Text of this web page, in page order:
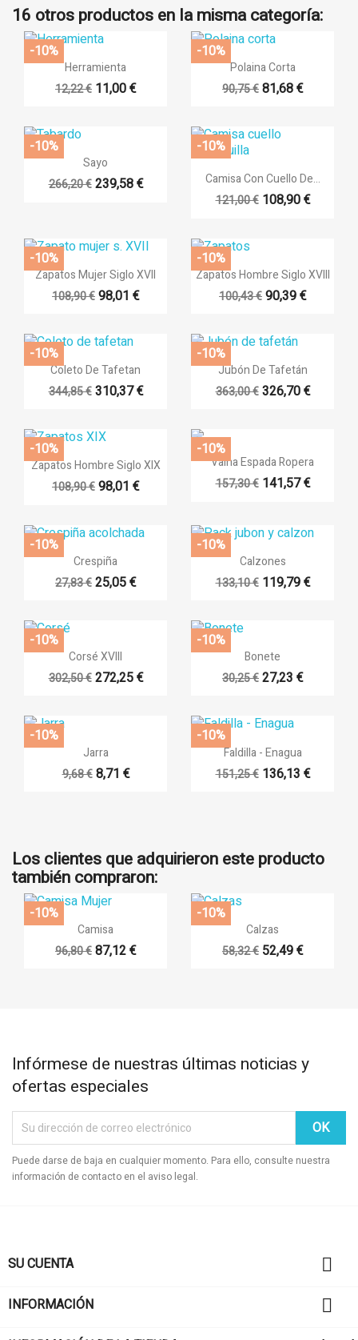
16 otros productos en la misma categoría:
 Vista rápida
Herramienta
12,22 € 11,00 €
-10%
 Vista rápida
Polaina Corta
90,75 €81,68 €
-10%
 Vista rápida
Sayo
266,20 € 239,58 €
-10%
 Vista rápida
Camisa Con Cuello De...
121,00 € 108,90 €
-10%
 Vista rápida
Zapatos Mujer Siglo XVII
108,90 €98,01 €
-10%
 Vista rápida
Zapatos Hombre Siglo XVIII
100,43 €90,39 €
-10%
 Vista rápida
Coleto De Tafetan
344,85 € 310,37 €
-10%
 Vista rápida
Jubón De Tafetán
363,00 € 326,70 €
-10%
 Vista rápida
Zapatos Hombre Siglo XIX
108,90 €98,01 €
-10%  Vista rápida
Vaina Espada Ropera
157,30 € 141,57 €
-10%
 Vista rápida
Crespiña
27,83 €25,05 €
-10%
 Vista rápida
Calzones
133,10 € 119,79 €
-10%
 Vista rápida
Corsé XVIII
302,50 € 272,25 €
-10%
 Vista rápida
Bonete
30,25 €27,23 €
-10%
 Vista rápida
Jarra
9,68 € 8,71 €
-10%
 Vista rápida
Faldilla - Enagua
151,25 € 136,13 €
-10%
Los clientes que adquirieron este producto
también compraron:
 Vista rápida
Camisa
96,80 €87,12 €
-10%
 Vista rápida
Calzas
58,32 € 52,49 €
-10%
Infórmese de nuestras últimas noticias y
ofertas especiales
Puede darse de baja en cualquier momento. Para ello, consulte nuestra
información de contacto en el aviso legal.
SU CUENTA 
INFORMACIÓN 